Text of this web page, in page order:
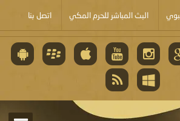
البث المباشر للحرم المكي اتصل بنا